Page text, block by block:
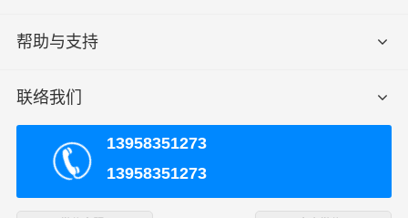
帮助与支持
联络我们
13958351273
13958351273